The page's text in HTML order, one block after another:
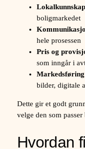
boligmarkedet
hele prosessen
Pris og
som inngår i
bilder, digitale
Dette gir et godt
velge den som passer
Hvordan